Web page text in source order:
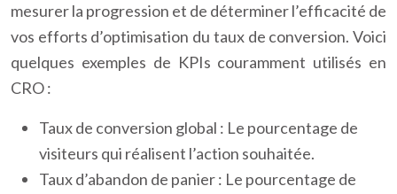
mesurer la progression et de déterminer l’efficacité de
vos efforts d’optimisation du taux de conversion. Voici
quelques exemples de KPIs couramment utilisés en
CRO :
Taux de conversion global : Le pourcentage de
visiteurs qui réalisent l’action souhaitée.
Taux d’abandon de panier : Le pourcentage de